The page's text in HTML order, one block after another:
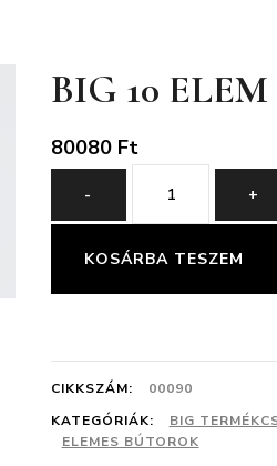
BIG 10 ELEM
80080 Ft
-
10
ELEM
mennyiség
+
KOSÁRBA TESZEM
CIKKSZÁM:
00090
KATEGÓRIÁK:
BIG
ELEMES BÚTOROK